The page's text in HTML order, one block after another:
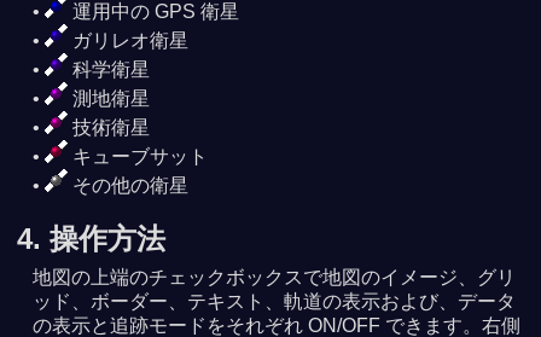
運用中の GPS 衛星
ガリレオ衛星
科学衛星
測地衛星
技術衛星
キューブサット
その他の衛星
4. 操作方法
地図の上端のチェックボックスで地図のイメージ、グリ
ッド、ボーダー、テキスト、軌道の表示および、データ
の表示と追跡モードをそれぞれ ON/OFF できます。右側